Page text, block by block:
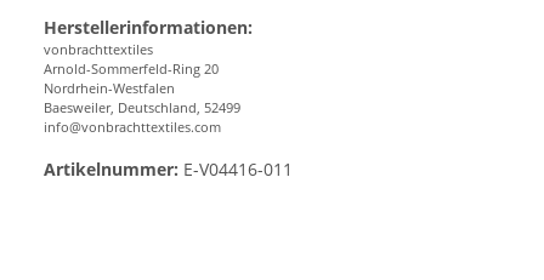
Herstellerinformationen:
vonbrachttextiles
Arnold-Sommerfeld-Ring 20
Nordrhein-Westfalen
Baesweiler, Deutschland, 52499
info@vonbrachttextiles.com
Artikelnummer: E-V04416-011